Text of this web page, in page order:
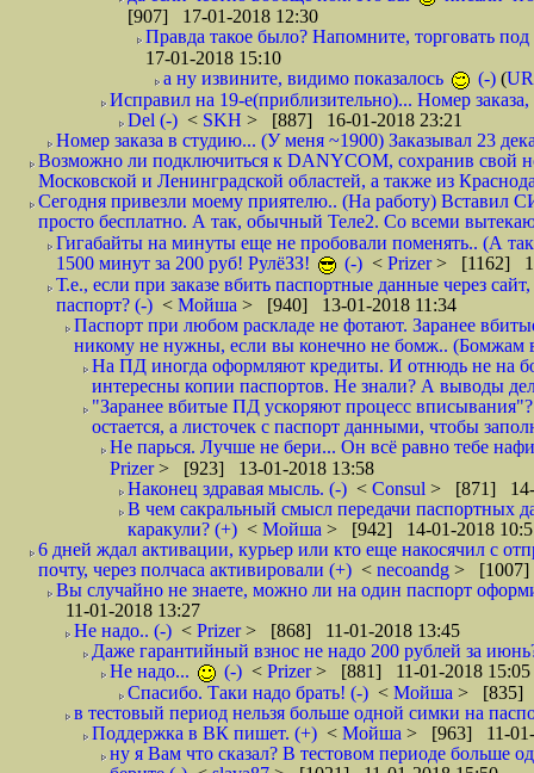
[907] 17-01-2018 12:30
Правда такое было? Напомните, торговать
17-01-2018 15:10
а ну извините, видимо показалось
(-) (
Исправил на 19-е(приблизительно)... Номер
Del (-) < SKH > [887] 16-01-2018 23:21
Номер заказа в студию... (У меня ~1900) Заказывал 23
Возможно ли подключиться к DANYCOM, сохранив свой
Московской и Ленинградской областей, а также из
Сегодня привезли моему приятелю.. (На работу) Вставил
просто бесплатно. А так, обычный Теле2. Со всеми
Гигабайты на минуты еще не пробовали поменять.. (А
1500 минут за 200 руб! РулёЗЗ!
(-) < Prizer> [1162]
Т.е., если при заказе вбить паспортные данные через
паспорт? (-) < Мойша > [940] 13-01-2018 11:34
Паспорт при любом раскладе не фотают. Заранее
никому не нужны, если вы конечно не бомж.. (Бомжам
На ПД иногда оформляют кредиты. И отнюдь не на
интересны копии паспортов. Не знали? А выводы
"Заранее вбитые ПД ускоряют процесс
остается, а листочек с паспорт данными, чтобы
Не парься. Лучше не бери... Он всё равно тебе
Prizer> [923] 13-01-2018 13:58
Наконец здравая мысль. (-) < Consul > [871] 14-
В чем сакральный смысл передачи паспортных
каракули? (+) < Мойша > [942] 14-01-2018
6 дней ждал активации, курьер или кто еще накосячил с
почту, через полчаса активировали (+) < necoandg > [1007]
Вы случайно не знаете, можно ли на один паспорт
11-01-2018 13:27
Не надо.. (-) < Prizer> [868] 11-01-2018 13:45
Даже гарантийный взнос не надо 200 рублей за
Не надо...
(-) < Prizer> [881] 11-01-2018 15:05
Спасибо. Таки надо брать! (-) < Мойша > [835]
в тестовый период нельзя больше одной симки на
Поддержка в ВК пишет. (+) < Мойша > [963] 11-01-
ну я Вам что сказал? В тестовом периоде больше